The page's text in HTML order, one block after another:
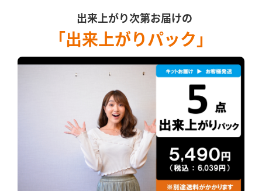
出来上がり次第お届けの
「出来上がりパック」